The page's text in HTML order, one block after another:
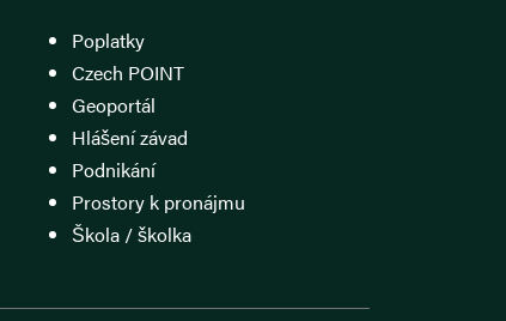
Poplatky
Czech POINT
Geoportál
Hlášení závad
Podnikání
Prostory k pronájmu
Škola / školka